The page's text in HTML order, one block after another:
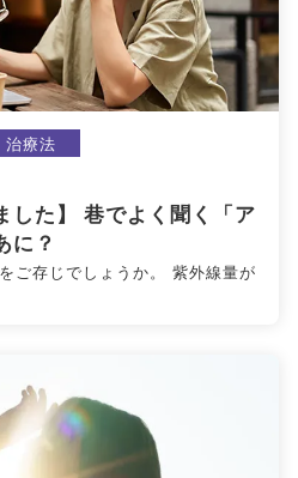
基礎知識
目のことを楽しく
学ぶイベント情報
い・見えづ
方への
立ち情報
目のご利益
#アントシアニン
ト神社 #アイフレイル
治療法
した】 巷でよく聞く「ア
に？
ご存じでしょうか。 紫外線量が